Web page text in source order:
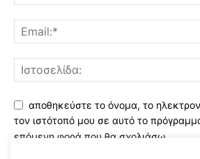
αποθηκεύστε το όνομα, το
τον ιστότοπό μου σε αυτό το
επόμενη φορά που θα σχολιάσω.